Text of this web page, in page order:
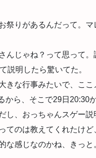
りがあるんだって。
じゃね？って思って
説明したら驚いてた。
な行事みたいで、こ
から、そこで29日20:30
、おっちゃんスゲー
のは教えてくれたけ
感じなのかね、きっと